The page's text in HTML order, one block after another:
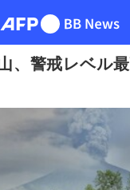
、警戒レベル